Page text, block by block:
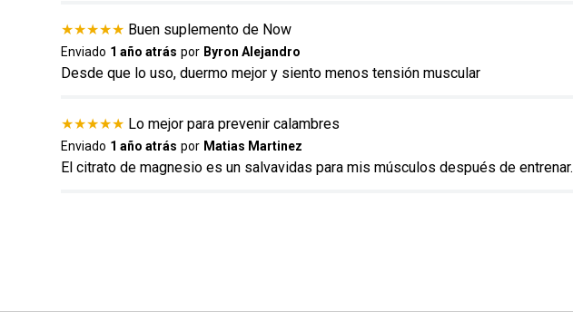
Escribe un comentario
ENVIAR COMENTARIO
★★★★★ Buen suplemento de Now
Enviado 1 año atrás por Byron Alejandro
Desde que lo uso, duermo mejor y siento menos tensión muscular
★★★★★ Lo mejor para prevenir calambres
Enviado 1 año atrás por Matias Martinez
El citrato de magnesio es un salvavidas para mis músculos después de entrenar.